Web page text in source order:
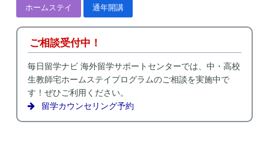
ホームステイ 通年開講
ご相談受付中！
毎日留学ナビ 海外留学サポートセンターでは、中・高校
生教師宅ホームステイプログラムのご相談を実施中で
す！ぜひご利用ください。
留学カウンセリング予約